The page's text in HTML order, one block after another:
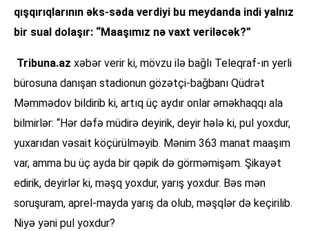
qışqırıqlarının əks-səda verdiyi bu meydanda indi yalnız
bir sual dolaşır: “Maaşımız nə vaxt veriləcək?”
Tribuna.az xəbər verir ki, mövzu ilə bağlı Teleqraf-ın yerli
bürosuna danışan stadionun gözətçi-bağbanı Qüdrət
Məmmədov bildirib ki, artıq üç aydır onlar əməkhaqqı ala
bilmirlər: “Hər dəfə müdirə deyirik, deyir hələ ki, pul yoxdur,
yuxarıdan vəsait köçürülməyib. Mənim 363 manat maaşım
var, amma bu üç ayda bir qəpik də görməmişəm. Şikayət
edirik, deyirlər ki, məşq yoxdur, yarış yoxdur. Bəs mən
soruşuram, aprel-mayda yarış da olub, məşqlər də keçirilib.
Niyə yəni pul yoxdur?